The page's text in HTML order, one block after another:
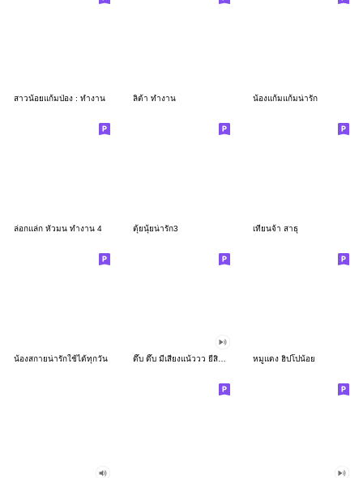
สาวน้อยแก้มป่อง : ทำงาน ลิต้า ทำงาน น้องแก้มแก้มน่ารัก
ล่อกแล่ก หัวมน ทำงาน 4 ตุ้ยนุ้ยน่ารัก3 เทียนจ้า สาธุ
น้องสกายน่ารักใช้ได้ทุกวัน ดึ๊บ ดึ๊บ มีเสียงแน้ววว ยี่สิบสอง หมูแดง ฮิปโปน้อย